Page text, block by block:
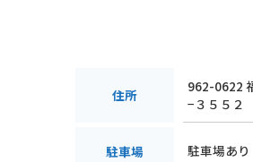
住所
962-0622
−３５５２
駐車場 駐車場あり